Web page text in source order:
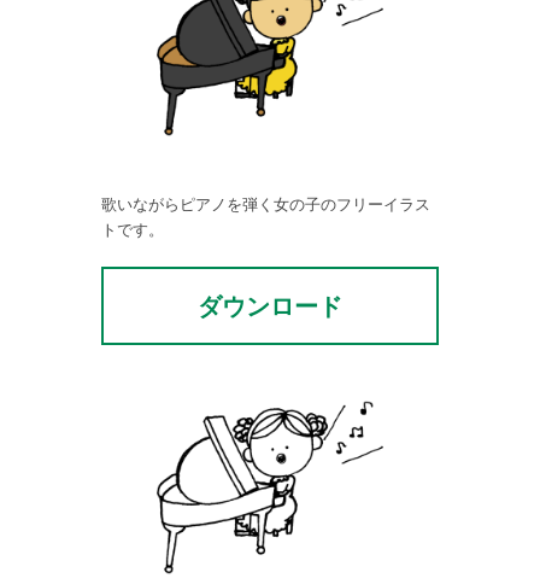
歌いながらピアノを弾く女の子のフリーイラス
トです。
ダウンロード